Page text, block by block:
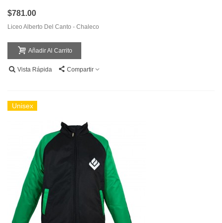
$781.00
Liceo Alberto Del Canto - Chaleco
Añadir Al Carrito
Vista Rápida Compartir
Unisex